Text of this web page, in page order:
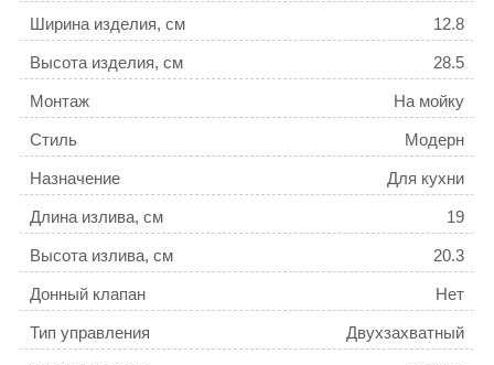
Ширина изделия, см 12.8
Высота изделия, см 28.5
Монтаж На мойку
Стиль Модерн
Назначение Для кухни
Длина излива, см 19
Высота излива, см 20.3
Донный клапан Нет
Тип управления Двухзахватный